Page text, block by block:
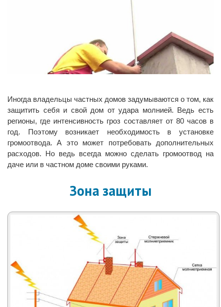
Иногда владельцы частных домов задумываются о том, как
защитить себя и свой дом от удара молнией. Ведь есть
регионы, где интенсивность гроз составляет от 80 часов в
год. Поэтому возникает необходимость в установке
громоотвода. А это может потребовать дополнительных
расходов. Но ведь всегда можно сделать громоотвод на
даче или в частном доме своими руками.
Зона защиты